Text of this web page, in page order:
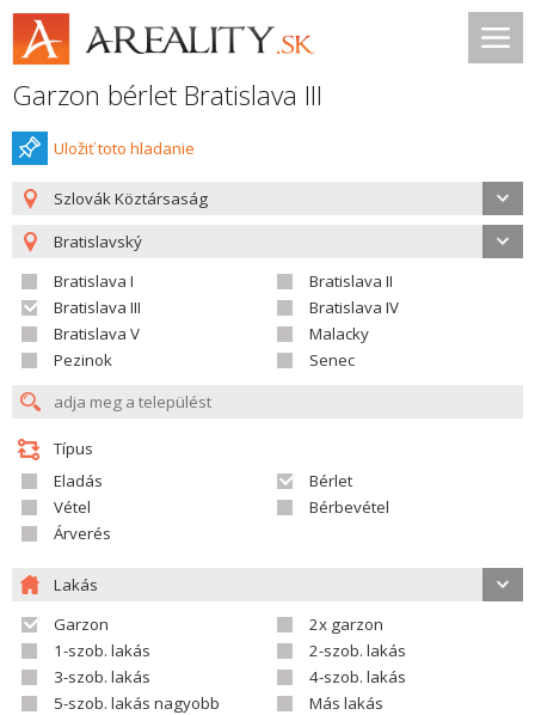
Garzon bérlet Bratislava III
Uložiť toto hladanie
Szlovák Köztársaság
Bratislavský
Bratislava I
Bratislava II
Bratislava III
Bratislava IV
Bratislava V
Malacky
Pezinok
Senec
Típus
Eladás
Bérlet
Vétel
Bérbevétel
Árverés
Lakás
Garzon
2x garzon
1-szob. lakás
2-szob. lakás
3-szob. lakás
4-szob. lakás
5-szob. lakás nagyobb
Más lakás